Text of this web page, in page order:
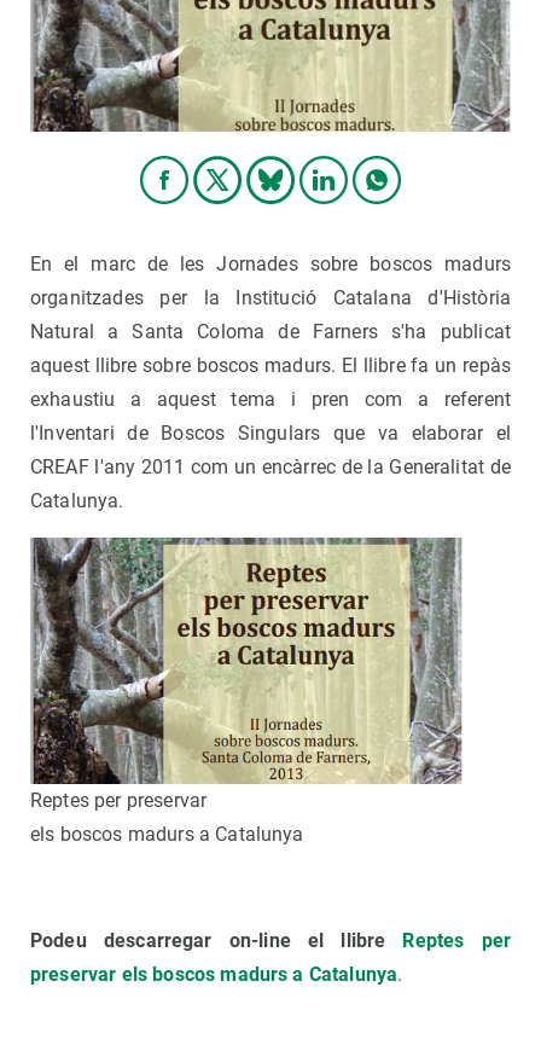
En el marc de les Jornades sobre boscos madurs
organitzades per la Institució Catalana d'Història
Natural a Santa Coloma de Farners s'ha publicat
aquest llibre sobre boscos madurs. El llibre fa un repàs
exhaustiu a aquest tema i pren com a referent
l'Inventari de Boscos Singulars que va elaborar el
CREAF l'any 2011 com un encàrrec de la Generalitat de
Catalunya.
Reptes per preservar
els boscos madurs a Catalunya
Podeu descarregar on-line el llibre Reptes per
preservar els boscos madurs a Catalunya.